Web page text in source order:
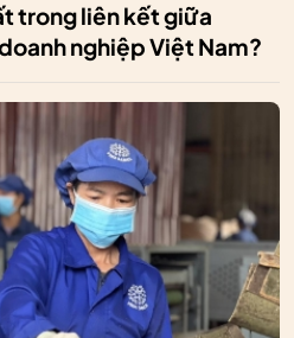
trong liên kết giữa
nghiệp Việt Nam?